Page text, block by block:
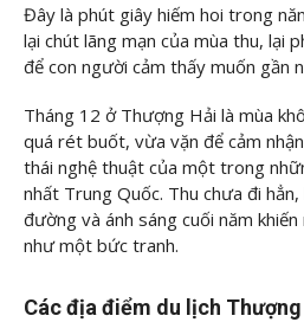
Đây là phút giây hiếm hoi trong
lại chút lãng mạn của mùa thu, lại
để con người cảm thấy muốn gần
Tháng 12 ở Thượng Hải là mùa
quá rét buốt, vừa vặn để cảm
thái nghệ thuật của một trong
nhất Trung Quốc. Thu chưa đi
đường và ánh sáng cuối năm
như một bức tranh.
Các địa điểm du lịch